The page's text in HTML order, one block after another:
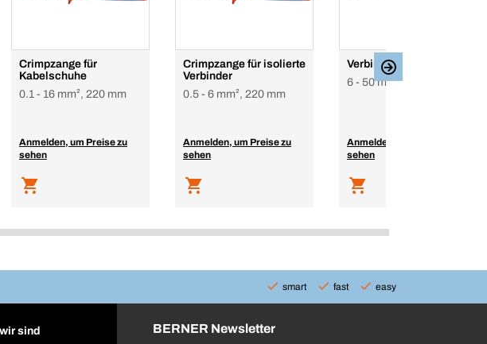
Crimpzange für
Kabelschuhe
0.1 - 16 mm², 220 mm
Anmelden, um Preise zu
sehen
Crimpzange für isolierte
Verbinder
0.5 - 6 mm², 220 mm
Anmelden, um Preise zu
sehen
Verbinderzange HEX
6 - 50 mm², 400 mm
Anmelden, um Preise zu
sehen
smart fast easy
sind BERNER Newsletter